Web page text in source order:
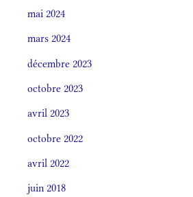
mai 2024
mars 2024
décembre 2023
octobre 2023
avril 2023
octobre 2022
avril 2022
juin 2018